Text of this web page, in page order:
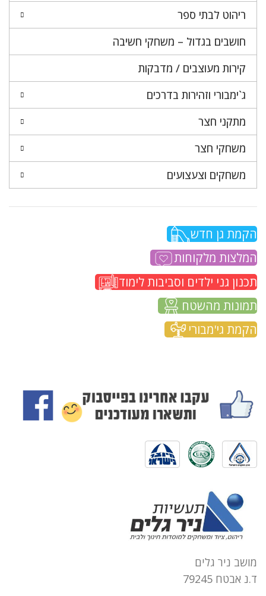
ריהוט לבתי ספר
חושבים בגדול – משחקי חשיבה
קירות מעוצבים / מדבקות
ג`ימבורי וזהירות בדרכים
מתקני חצר
משחקי חצר
משחקים וצעצועים
הקמת גן חדש
המלצות מלקוחות
תכנון גני ילדים וסביבות לימוד
תמונות מהשטח
הקמת גי'מבורי
מושב ניר גלים
ד.נ אבטח 79245